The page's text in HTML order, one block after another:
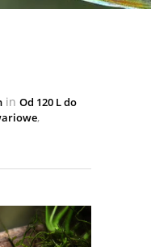
in Od 120 L do
,